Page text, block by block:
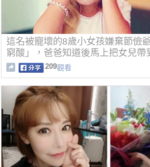
這名被寵壞的8歲小女孩嫌棄節儉
窮酸」，爸爸知道後馬上把女兒
209觀看